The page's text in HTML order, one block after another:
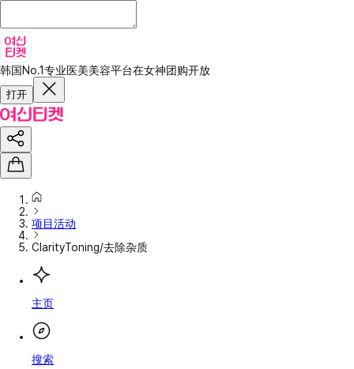
韩国No.1专业医美美容平台在女神团购开放
打开
项目活动
ClarityToning/去除杂质
主页
搜索